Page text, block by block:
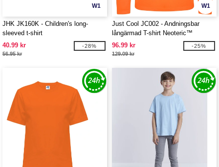
W1
JHK JK160K - Children's long-
sleeved t-shirt
40.99 kr
56.95 kr
-28%
W1
Just Cool JC002 - Andningsbar
långärmad T-shirt Neoteric™
96.99 kr
129.09 kr
-25%